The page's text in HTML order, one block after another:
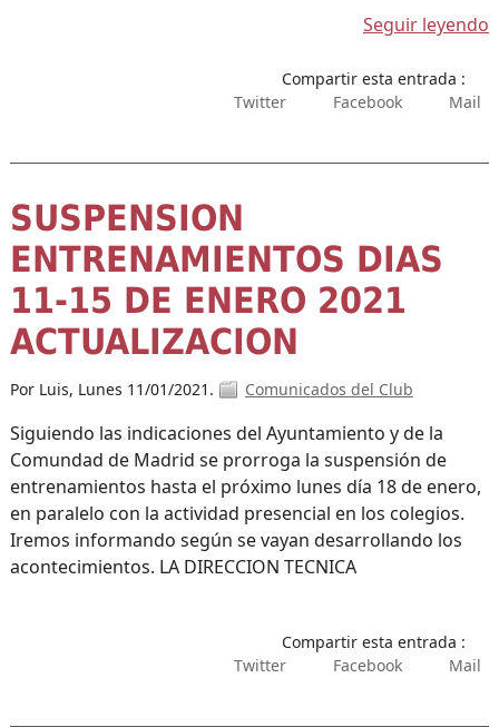
Seguir leyendo
Compartir esta entrada :
Twitter
Facebook Mail
SUSPENSION
ENTRENAMIENTOS DIAS
11-15 DE ENERO 2021
ACTUALIZACION
Por Luis, Lunes 11/01/2021. Comunicados del Club
Siguiendo las indicaciones del Ayuntamiento y de la
Comundad de Madrid se prorroga la suspensión de
entrenamientos hasta el próximo lunes día 18 de enero,
en paralelo con la actividad presencial en los colegios.
Iremos informando según se vayan desarrollando los
acontecimientos. LA DIRECCION TECNICA
Compartir esta entrada :
Twitter
Facebook Mail